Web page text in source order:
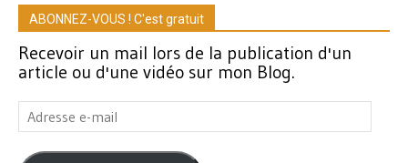
ABONNEZ-VOUS ! C'est gratuit
Recevoir un mail lors de la publication d'un
article ou d'une vidéo sur mon Blog.
Adresse
e-
mail